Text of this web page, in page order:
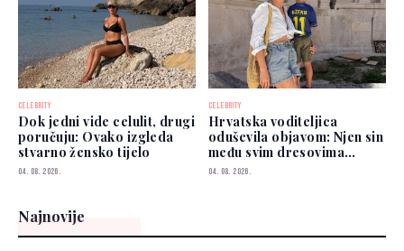
CELEBRITY
Dok jedni vide celulit, drugi
poručuju: Ovako izgleda
stvarno žensko tijelo
04. 08. 2026.
CELEBRITY
Hrvatska voditeljica
oduševila objavom: Njen sin
među svim dresovima
izabrao Zmajeve
04. 08. 2026.
Najnovije